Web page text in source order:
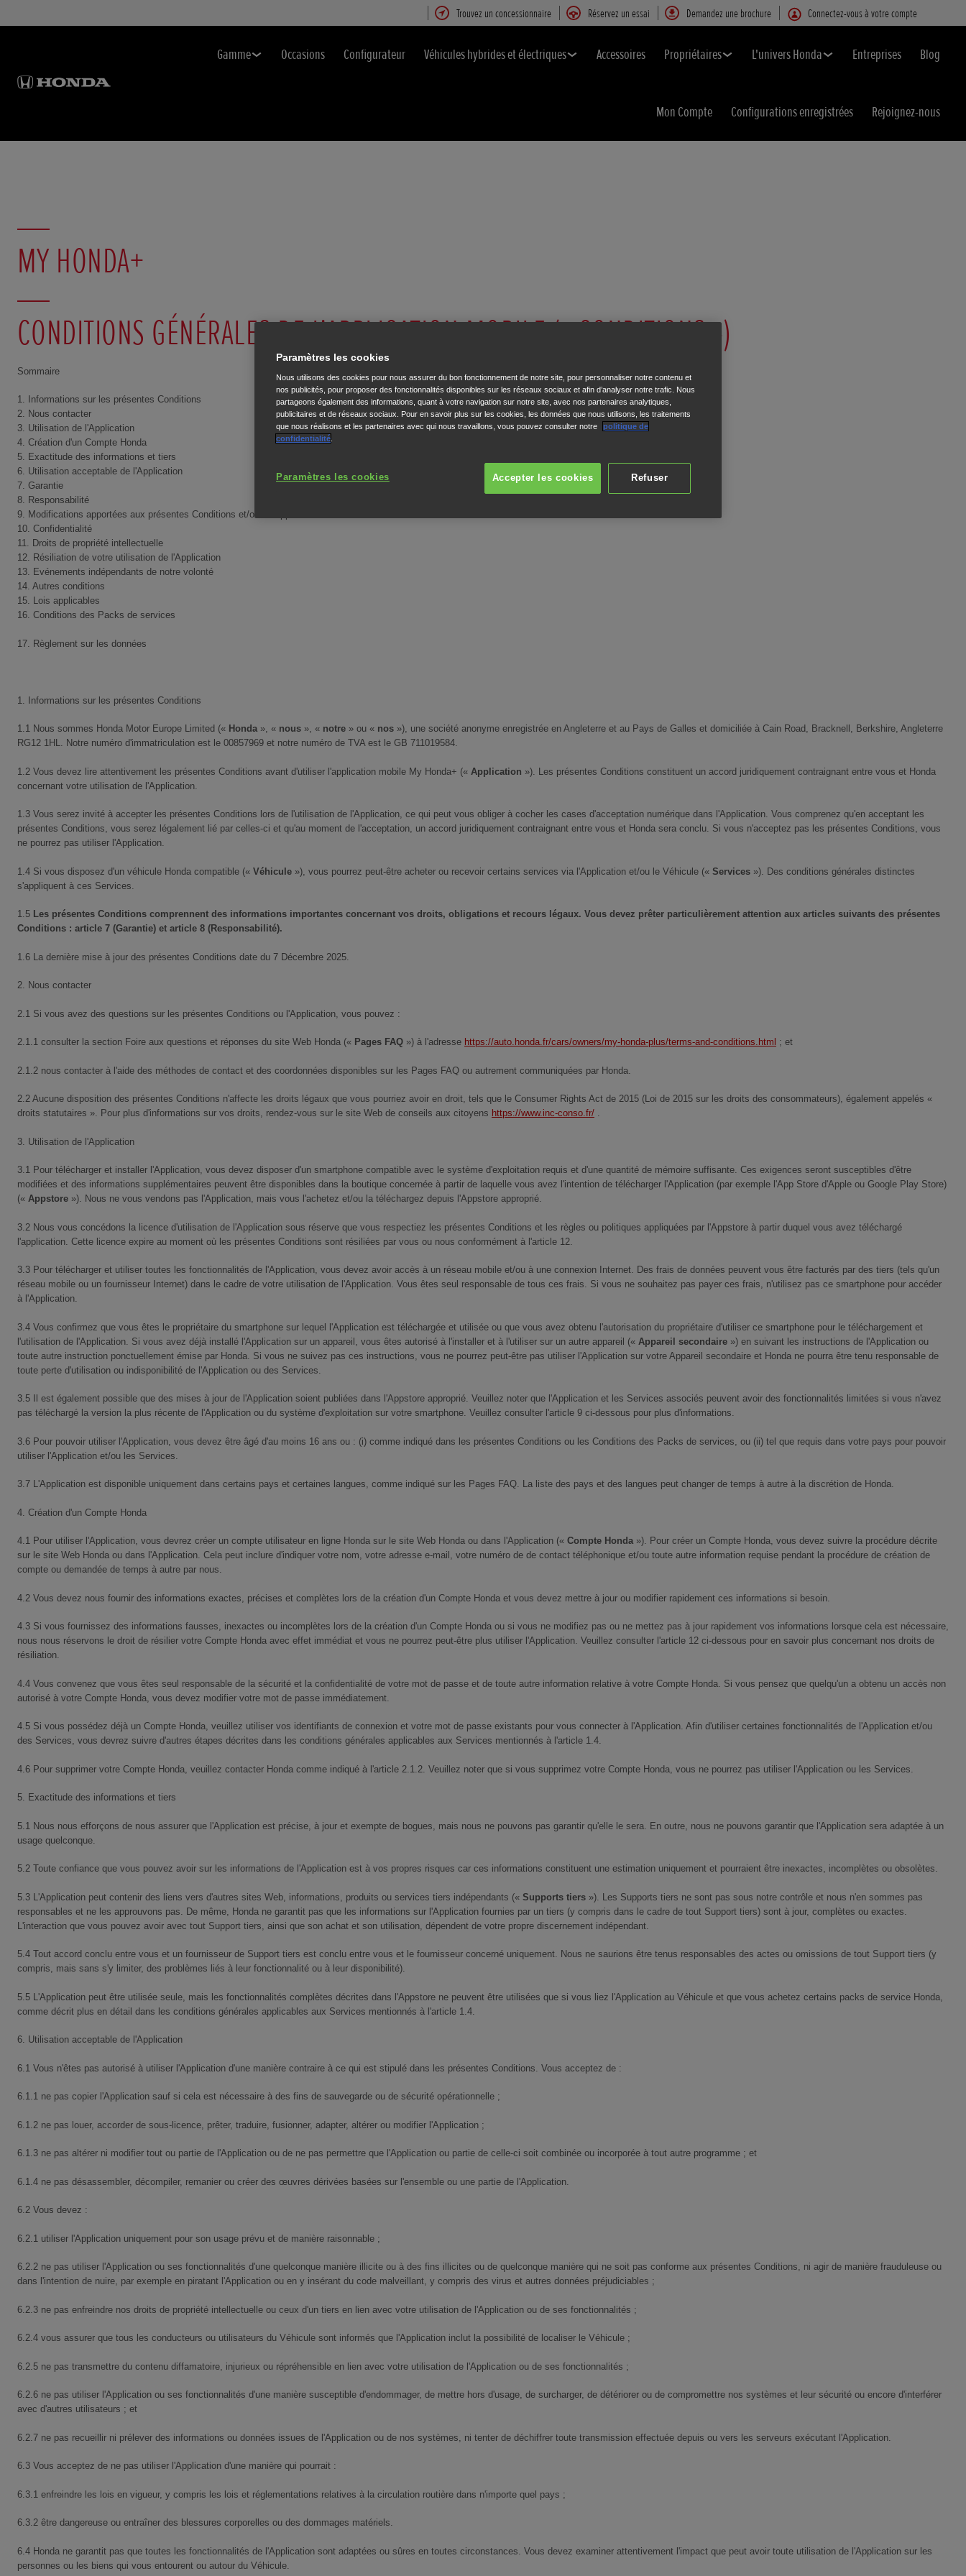
Trouvez un concessionnaire Réservez un essai Demandez une brochure Connectez-vous à votre compte
Gamme Occasions Configurateur Véhicules hybrides et électriques Accessoires Propriétaires L'univers Honda Entreprises Blog
Mon Compte Configurations enregistrées Rejoignez-nous
MY HONDA+
CONDITIONS GÉNÉRALES DE L'APPLICATION MOBILE (« CONDITIONS »)
Sommaire
1. Informations sur les présentes Conditions
2. Nous contacter
3. Utilisation de l'Application
4. Création d'un Compte Honda
5. Exactitude des informations et tiers
6. Utilisation acceptable de l'Application
7. Garantie
8. Responsabilité
9. Modifications apportées aux présentes Conditions et/ou à l'Application
10. Confidentialité
11. Droits de propriété intellectuelle
12. Résiliation de votre utilisation de l'Application
13. Evénements indépendants de notre volonté
14. Autres conditions
15. Lois applicables
16. Conditions des Packs de services
17. Règlement sur les données
1. Informations sur les présentes Conditions
1.1 Nous sommes Honda Motor Europe Limited (« Honda », « nous », « notre » ou « nos »), une société anonyme enregistrée en Angleterre et au Pays de Galles et domiciliée à Cain Road, Bracknell, Berkshire, Angleterre
RG12 1HL. Notre numéro d'immatriculation est le 00857969 et notre numéro de TVA est le GB 711019584.
1.2 Vous devez lire attentivement les présentes Conditions avant d'utiliser l'application mobile My Honda+ (« Application »). Les présentes Conditions constituent un accord juridiquement contraignant entre vous et Honda
concernant votre utilisation de l'Application.
1.3 Vous serez invité à accepter les présentes Conditions lors de l'utilisation de l'Application, ce qui peut vous obliger à cocher les cases d'acceptation numérique dans l'Application. Vous comprenez qu'en acceptant les
présentes Conditions, vous serez légalement lié par celles-ci et qu'au moment de l'acceptation, un accord juridiquement contraignant entre vous et Honda sera conclu. Si vous n'acceptez pas les présentes Conditions, vous
ne pourrez pas utiliser l'Application.
1.4 Si vous disposez d'un véhicule Honda compatible (« Véhicule »), vous pourrez peut-être acheter ou recevoir certains services via l'Application et/ou le Véhicule (« Services »). Des conditions générales distinctes
s'appliquent à ces Services.
1.5 Les présentes Conditions comprennent des informations importantes concernant vos droits, obligations et recours légaux. Vous devez prêter particulièrement attention aux articles suivants des présentes
Conditions : article 7 (Garantie) et article 8 (Responsabilité).
1.6 La dernière mise à jour des présentes Conditions date du 7 Décembre 2025.
2. Nous contacter
2.1 Si vous avez des questions sur les présentes Conditions ou l'Application, vous pouvez :
2.1.1 consulter la section Foire aux questions et réponses du site Web Honda (« Pages FAQ ») à l'adresse https://auto.honda.fr/cars/owners/my-honda-plus/terms-and-conditions.html ; et
2.1.2 nous contacter à l'aide des méthodes de contact et des coordonnées disponibles sur les Pages FAQ ou autrement communiquées par Honda.
2.2 Aucune disposition des présentes Conditions n'affecte les droits légaux que vous pourriez avoir en droit, tels que le Consumer Rights Act de 2015 (Loi de 2015 sur les droits des consommateurs), également appelés «
droits statutaires ». Pour plus d'informations sur vos droits, rendez-vous sur le site Web de conseils aux citoyens https://www.inc-conso.fr/ .
3. Utilisation de l'Application
3.1 Pour télécharger et installer l'Application, vous devez disposer d'un smartphone compatible avec le système d'exploitation requis et d'une quantité de mémoire suffisante. Ces exigences seront susceptibles d'être
modifiées et des informations supplémentaires peuvent être disponibles dans la boutique concernée à partir de laquelle vous avez l'intention de télécharger l'Application (par exemple l'App Store d'Apple ou Google Play Store)
(« Appstore »). Nous ne vous vendons pas l'Application, mais vous l'achetez et/ou la téléchargez depuis l'Appstore approprié.
3.2 Nous vous concédons la licence d'utilisation de l'Application sous réserve que vous respectiez les présentes Conditions et les règles ou politiques appliquées par l'Appstore à partir duquel vous avez téléchargé
l'application. Cette licence expire au moment où les présentes Conditions sont résiliées par vous ou nous conformément à l'article 12.
3.3 Pour télécharger et utiliser toutes les fonctionnalités de l'Application, vous devez avoir accès à un réseau mobile et/ou à une connexion Internet. Des frais de données peuvent vous être facturés par des tiers (tels qu'un
réseau mobile ou un fournisseur Internet) dans le cadre de votre utilisation de l'Application. Vous êtes seul responsable de tous ces frais. Si vous ne souhaitez pas payer ces frais, n'utilisez pas ce smartphone pour accéder
à l'Application.
3.4 Vous confirmez que vous êtes le propriétaire du smartphone sur lequel l'Application est téléchargée et utilisée ou que vous avez obtenu l'autorisation du propriétaire d'utiliser ce smartphone pour le téléchargement et
l'utilisation de l'Application. Si vous avez déjà installé l'Application sur un appareil, vous êtes autorisé à l'installer et à l'utiliser sur un autre appareil (« Appareil secondaire ») en suivant les instructions de l'Application ou
toute autre instruction ponctuellement émise par Honda. Si vous ne suivez pas ces instructions, vous ne pourrez peut-être pas utiliser l'Application sur votre Appareil secondaire et Honda ne pourra être tenu responsable de
toute perte d'utilisation ou indisponibilité de l'Application ou des Services.
3.5 Il est également possible que des mises à jour de l'Application soient publiées dans l'Appstore approprié. Veuillez noter que l'Application et les Services associés peuvent avoir des fonctionnalités limitées si vous n'avez
pas téléchargé la version la plus récente de l'Application ou du système d'exploitation sur votre smartphone. Veuillez consulter l'article 9 ci-dessous pour plus d'informations.
3.6 Pour pouvoir utiliser l'Application, vous devez être âgé d'au moins 16 ans ou : (i) comme indiqué dans les présentes Conditions ou les Conditions des Packs de services, ou (ii) tel que requis dans votre pays pour pouvoir
utiliser l'Application et/ou les Services.
3.7 L'Application est disponible uniquement dans certains pays et certaines langues, comme indiqué sur les Pages FAQ. La liste des pays et des langues peut changer de temps à autre à la discrétion de Honda.
4. Création d'un Compte Honda
4.1 Pour utiliser l'Application, vous devrez créer un compte utilisateur en ligne Honda sur le site Web Honda ou dans l'Application (« Compte Honda »). Pour créer un Compte Honda, vous devez suivre la procédure décrite
sur le site Web Honda ou dans l'Application. Cela peut inclure d'indiquer votre nom, votre adresse e-mail, votre numéro de de contact téléphonique et/ou toute autre information requise pendant la procédure de création de
compte ou demandée de temps à autre par nous.
4.2 Vous devez nous fournir des informations exactes, précises et complètes lors de la création d'un Compte Honda et vous devez mettre à jour ou modifier rapidement ces informations si besoin.
4.3 Si vous fournissez des informations fausses, inexactes ou incomplètes lors de la création d'un Compte Honda ou si vous ne modifiez pas ou ne mettez pas à jour rapidement vos informations lorsque cela est nécessaire,
nous nous réservons le droit de résilier votre Compte Honda avec effet immédiat et vous ne pourrez peut-être plus utiliser l'Application. Veuillez consulter l'article 12 ci-dessous pour en savoir plus concernant nos droits de
résiliation.
4.4 Vous convenez que vous êtes seul responsable de la sécurité et la confidentialité de votre mot de passe et de toute autre information relative à votre Compte Honda. Si vous pensez que quelqu'un a obtenu un accès non
autorisé à votre Compte Honda, vous devez modifier votre mot de passe immédiatement.
4.5 Si vous possédez déjà un Compte Honda, veuillez utiliser vos identifiants de connexion et votre mot de passe existants pour vous connecter à l'Application. Afin d'utiliser certaines fonctionnalités de l'Application et/ou
des Services, vous devrez suivre d'autres étapes décrites dans les conditions générales applicables aux Services mentionnés à l'article 1.4.
4.6 Pour supprimer votre Compte Honda, veuillez contacter Honda comme indiqué à l'article 2.1.2. Veuillez noter que si vous supprimez votre Compte Honda, vous ne pourrez pas utiliser l'Application ou les Services.
5. Exactitude des informations et tiers
5.1 Nous nous efforçons de nous assurer que l'Application est précise, à jour et exempte de bogues, mais nous ne pouvons pas garantir qu'elle le sera. En outre, nous ne pouvons garantir que l'Application sera adaptée à un
usage quelconque.
5.2 Toute confiance que vous pouvez avoir sur les informations de l'Application est à vos propres risques car ces informations constituent une estimation uniquement et pourraient être inexactes, incomplètes ou obsolètes.
5.3 L'Application peut contenir des liens vers d'autres sites Web, informations, produits ou services tiers indépendants (« Supports tiers »). Les Supports tiers ne sont pas sous notre contrôle et nous n'en sommes pas
responsables et ne les approuvons pas. De même, Honda ne garantit pas que les informations sur l'Application fournies par un tiers (y compris dans le cadre de tout Support tiers) sont à jour, complètes ou exactes.
L'interaction que vous pouvez avoir avec tout Support tiers, ainsi que son achat et son utilisation, dépendent de votre propre discernement indépendant.
5.4 Tout accord conclu entre vous et un fournisseur de Support tiers est conclu entre vous et le fournisseur concerné uniquement. Nous ne saurions être tenus responsables des actes ou omissions de tout Support tiers (y
compris, mais sans s'y limiter, des problèmes liés à leur fonctionnalité ou à leur disponibilité).
5.5 L'Application peut être utilisée seule, mais les fonctionnalités complètes décrites dans l'Appstore ne peuvent être utilisées que si vous liez l'Application au Véhicule et que vous achetez certains packs de service Honda,
comme décrit plus en détail dans les conditions générales applicables aux Services mentionnés à l'article 1.4.
6. Utilisation acceptable de l'Application
6.1 Vous n'êtes pas autorisé à utiliser l'Application d'une manière contraire à ce qui est stipulé dans les présentes Conditions. Vous acceptez de :
6.1.1 ne pas copier l'Application sauf si cela est nécessaire à des fins de sauvegarde ou de sécurité opérationnelle ;
6.1.2 ne pas louer, accorder de sous-licence, prêter, traduire, fusionner, adapter, altérer ou modifier l'Application ;
6.1.3 ne pas altérer ni modifier tout ou partie de l'Application ou de ne pas permettre que l'Application ou partie de celle-ci soit combinée ou incorporée à tout autre programme ; et
6.1.4 ne pas désassembler, décompiler, remanier ou créer des œuvres dérivées basées sur l'ensemble ou une partie de l'Application.
6.2 Vous devez :
6.2.1 utiliser l'Application uniquement pour son usage prévu et de manière raisonnable ;
6.2.2 ne pas utiliser l'Application ou ses fonctionnalités d'une quelconque manière illicite ou à des fins illicites ou de quelconque manière qui ne soit pas conforme aux présentes Conditions, ni agir de manière frauduleuse ou
dans l'intention de nuire, par exemple en piratant l'Application ou en y insérant du code malveillant, y compris des virus et autres données préjudiciables ;
6.2.3 ne pas enfreindre nos droits de propriété intellectuelle ou ceux d'un tiers en lien avec votre utilisation de l'Application ou de ses fonctionnalités ;
6.2.4 vous assurer que tous les conducteurs ou utilisateurs du Véhicule sont informés que l'Application inclut la possibilité de localiser le Véhicule ;
6.2.5 ne pas transmettre du contenu diffamatoire, injurieux ou répréhensible en lien avec votre utilisation de l'Application ou de ses fonctionnalités ;
6.2.6 ne pas utiliser l'Application ou ses fonctionnalités d'une manière susceptible d'endommager, de mettre hors d'usage, de surcharger, de détériorer ou de compromettre nos systèmes et leur sécurité ou encore d'interférer
avec d'autres utilisateurs ; et
6.2.7 ne pas recueillir ni prélever des informations ou données issues de l'Application ou de nos systèmes, ni tenter de déchiffrer toute transmission effectuée depuis ou vers les serveurs exécutant l'Application.
6.3 Vous acceptez de ne pas utiliser l'Application d'une manière qui pourrait :
6.3.1 enfreindre les lois en vigueur, y compris les lois et réglementations relatives à la circulation routière dans n'importe quel pays ;
6.3.2 être dangereuse ou entraîner des blessures corporelles ou des dommages matériels.
6.4 Honda ne garantit pas que toutes les fonctionnalités de l'Application sont adaptées ou sûres en toutes circonstances. Vous devez examiner attentivement l'impact que peut avoir toute utilisation de l'Application sur les
personnes ou les biens qui vous entourent ou autour du Véhicule.
Paramètres les cookies
Nous utilisons des cookies pour nous assurer du bon fonctionnement de notre site, pour personnaliser notre contenu et
nos publicités, pour proposer des fonctionnalités disponibles sur les réseaux sociaux et afin d’analyser notre trafic. Nous
partageons également des informations, quant à votre navigation sur notre site, avec nos partenaires analytiques,
publicitaires et de réseaux sociaux. Pour en savoir plus sur les cookies, les données que nous utilisons, les traitements
que nous réalisons et les partenaires avec qui nous travaillons, vous pouvez consulter notre
politique de
confidentialité
Refuser
Accepter les cookies
Paramètres les cookies